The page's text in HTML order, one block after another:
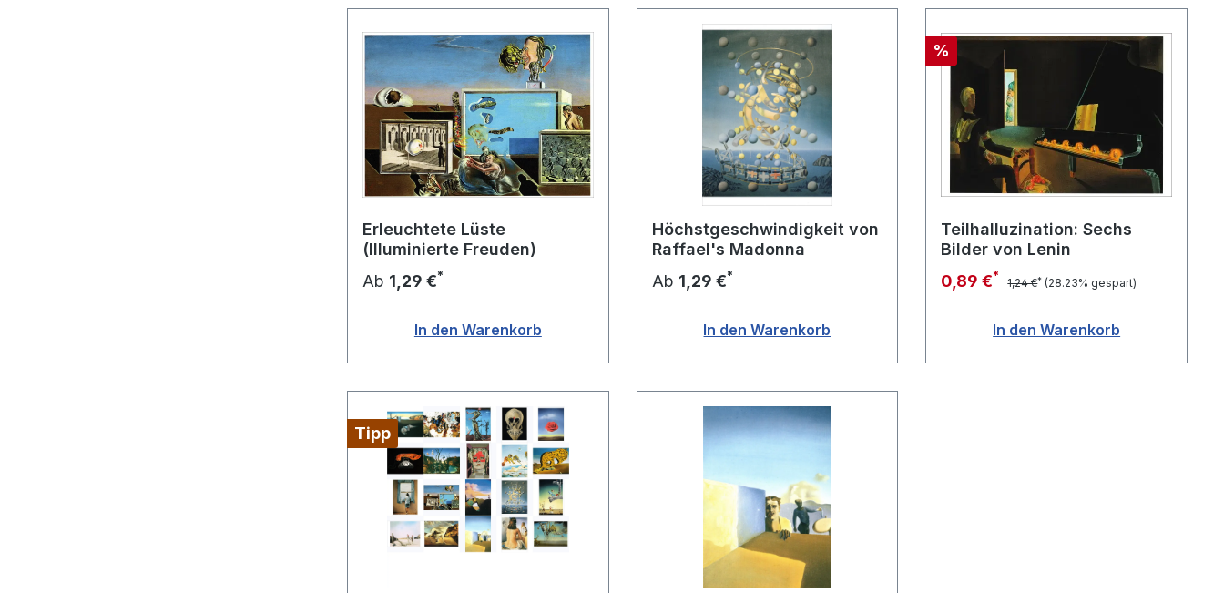
Erleuchtete Lüste
(Illuminierte Freuden)
Ab 1,29 €*
In den Warenkorb
Höchstgeschwindigkeit von
Raffael's Madonna
Ab 1,29 €*
In den Warenkorb
Rabatt
%
Teilhalluzination: Sechs
Bilder von Lenin
0,89 €* 1,24 €* (28.23% gespart)
In den Warenkorb
Tipp